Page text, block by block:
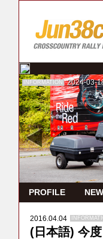
INFORMATION 2024-03-
PROFILE
2016.04.04
(日本語) 今